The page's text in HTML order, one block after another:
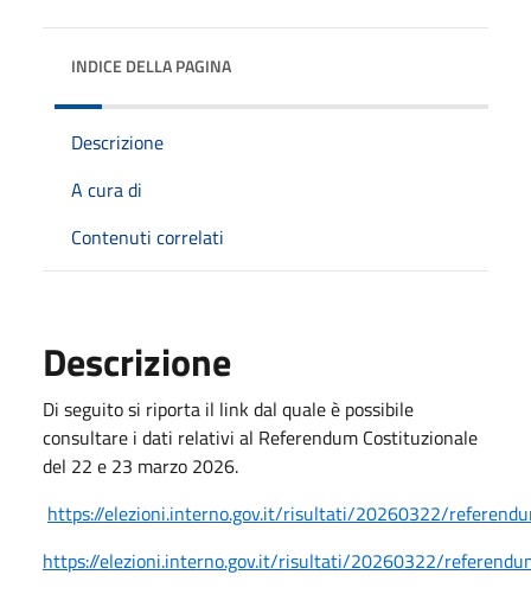
INDICE DELLA PAGINA
Descrizione
A cura di
Contenuti correlati
Descrizione
Di seguito si riporta il link dal quale è possibile
consultare i dati relativi al Referendum Costituzionale
del 22 e 23 marzo 2026.
https://elezioni.interno.gov.it/risultati/20260322/
https://elezioni.interno.gov.it/risultati/20260322/